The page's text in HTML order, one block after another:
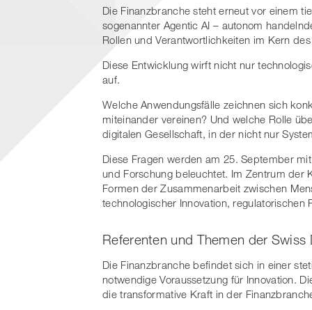
Die Finanzbranche steht erneut vor einem
sogenannter Agentic AI – autonom
Rollen und Verantwortlichkeiten im Kern
Diese Entwicklung wirft nicht nur
auf.
Welche Anwendungsfälle zeichnen sich
miteinander vereinen? Und welche Rolle
digitalen Gesellschaft, in der nicht nur
Diese Fragen werden am 25. September
und Forschung beleuchtet. Im Zentrum der
Formen der Zusammenarbeit zwischen
technologischer Innovation,
Referenten und Themen der
Die Finanzbranche befindet sich in einer
notwendige Voraussetzung für Innovation.
die transformative Kraft in der